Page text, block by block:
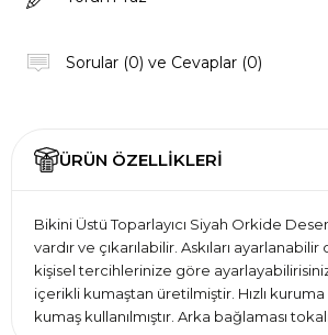
Sorular (0) ve Cevaplar (0)
ÜRÜN ÖZELLIKLERI
Bikini Üstü Toparlayıcı Siyah Orkide
vardır ve çıkarılabilir. Askıları
kişisel tercihlerinize göre
içerikli kumaştan üretilmiştir. Hızlı
kumaş kullanılmıştır. Arka bağlaması